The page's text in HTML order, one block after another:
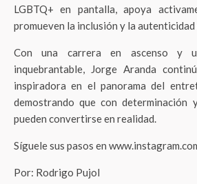
LGBTQ+ en pantalla, apoya
promueven la inclusión y la
Con una carrera en ascenso y
inquebrantable, Jorge Aranda
inspiradora en el panorama del
demostrando que con determinación
pueden convertirse en realidad.
Síguele sus pasos en
Por: Rodrigo Pujol